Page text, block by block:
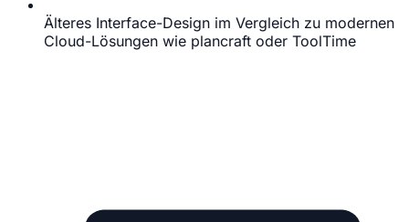
Älteres Interface-Design im Vergleich zu modernen
Cloud-Lösungen wie plancraft oder ToolTime